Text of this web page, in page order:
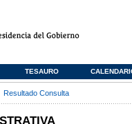
TESAURO
Resultado Consulta